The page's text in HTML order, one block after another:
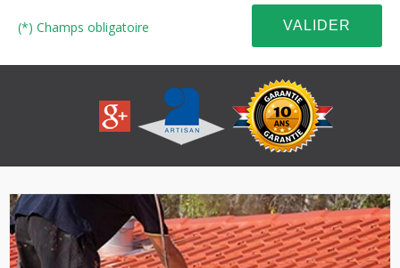
(*) Champs obligatoire